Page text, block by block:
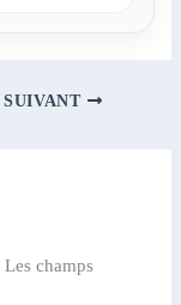
SUIVANT
Les champs